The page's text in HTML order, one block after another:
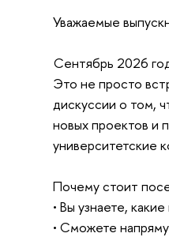
Уважаемые
Сентябрь 2026
Это не просто
дискуссии о том,
новых проектов и
университетские
Почему стоит
• Вы узнаете,
• Сможете